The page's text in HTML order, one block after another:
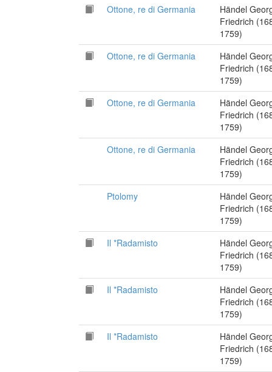
Ottone, re di Germania
Händel
Friedrich
1759)
Ottone, re di Germania
Händel
Friedrich
1759)
Ottone, re di Germania
Händel
Friedrich
1759)
Ottone, re di Germania
Händel
Friedrich
1759)
Ptolomy
Händel
Friedrich
1759)
Il *Radamisto
Händel
Friedrich
1759)
Il *Radamisto
Händel
Friedrich
1759)
Il *Radamisto
Händel
Friedrich
1759)